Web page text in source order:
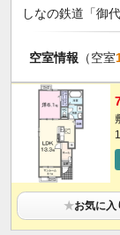
しなの鉄道「御
空室情報 （空室
★お気に入